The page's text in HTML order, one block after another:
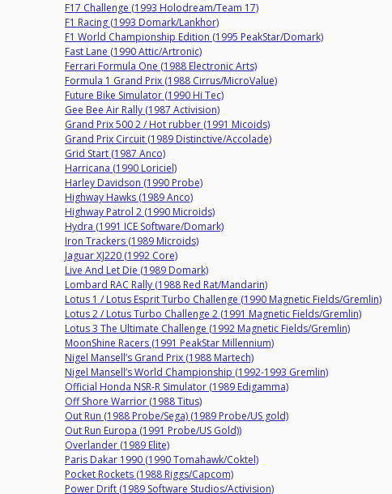
F17 Challenge (1993 Holodream/Team 17)
F1 Racing (1993 Domark/Lankhor)
F1 World Championship Edition (1995 PeakStar/Domark)
Fast Lane (1990 Attic/Artronic)
Ferrari Formula One (1988 Electronic Arts)
Formula 1 Grand Prix (1988 Cirrus/MicroValue)
Future Bike Simulator (1990 Hi Tec)
Gee Bee Air Rally (1987 Activision)
Grand Prix 500 2 / Hot rubber (1991 Micoids)
Grand Prix Circuit (1989 Distinctive/Accolade)
Grid Start (1987 Anco)
Harricana (1990 Loriciel)
Harley Davidson (1990 Probe)
Highway Hawks (1989 Anco)
Highway Patrol 2 (1990 Microids)
Hydra (1991 ICE Software/Domark)
Iron Trackers (1989 Microids)
Jaguar XJ220 (1992 Core)
Live And Let Die (1989 Domark)
Lombard RAC Rally (1988 Red Rat/Mandarin)
Lotus 1 / Lotus Esprit Turbo Challenge (1990 Magnetic Fields/Gremlin)
Lotus 2 / Lotus Turbo Challenge 2 (1991 Magnetic Fields/Gremlin)
Lotus 3 The Ultimate Challenge (1992 Magnetic Fields/Gremlin)
MoonShine Racers (1991 PeakStar Millennium)
Nigel Mansell’s Grand Prix (1988 Martech)
Nigel Mansell’s World Championship (1992-1993 Gremlin)
Official Honda NSR-R Simulator (1989 Edigamma)
Off Shore Warrior (1988 Titus)
Out Run (1988 Probe/Sega) (1989 Probe/US gold)
Out Run Europa (1991 Probe/US Gold))
Overlander (1989 Elite)
Paris Dakar 1990 (1990 Tomahawk/Coktel)
Pocket Rockets (1988 Riggs/Capcom)
Power Drift (1989 Software Studios/Activision)